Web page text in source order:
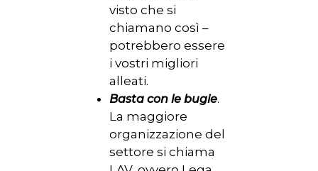
visto che si
chiamano così –
potrebbero essere
i vostri migliori
alleati.
Basta con le bugie.
La maggiore
organizzazione del
settore si chiama